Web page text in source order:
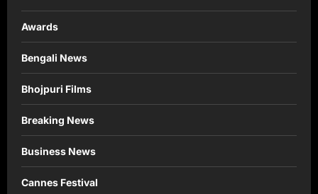
Awards
Bengali News
Bhojpuri Films
Breaking News
Business News
Cannes Festival